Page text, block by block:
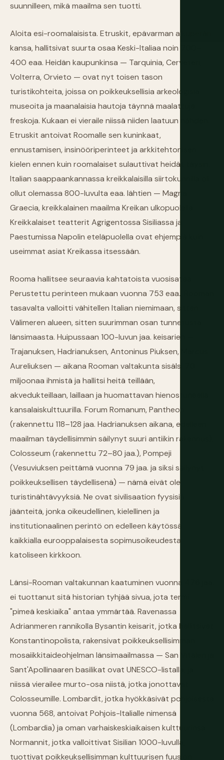
suunnilleen, mikä maailma sen tuotti.
Aloita esi-roomalaisista. Etruskit, epävarman alkuperän
kansa, hallitsivat suurta osaa Keski-Italiaa noin 700–
400 eaa. Heidän kaupunkinsa — Tarquinia, Cerveteri,
Volterra, Orvieto — ovat nyt toisen tason
turistikohteita, joissa on poikkeuksellisia arkeologisia
museoita ja maanalaisia hautoja täynnä maalattuja
freskoja. Kukaan ei vieraile niissä niiden laatuun nähden.
Etruskit antoivat Roomalle sen kuninkaat,
ennustamisen, insinööriperinteet ja arkkitehtonisen
kielen ennen kuin roomalaiset sulauttivat heidät täysin.
Italian saappaankannassa kreikkalaisilla siirtokunnilla oli
ollut olemassa 800-luvulta eaa. lähtien — Magna
Graecia, kreikkalainen maailma Kreikan ulkopuolella.
Kreikkalaiset teatterit Agrigentossa Sisiliassa ja
Paestumissa Napolin eteläpuolella ovat ehjempiä kuin
useimmat asiat Kreikassa itsessään.
Rooma hallitsee seuraavia kahtatoista vuosisataa.
Perustettu perinteen mukaan vuonna 753 eaa., Rooman
tasavalta valloitti vähitellen Italian niemimaan, sitten
Välimeren alueen, sitten suurimman osan tunnetusta
länsimaasta. Huipussaan 100-luvun jaa. keisarien —
Trajanuksen, Hadrianuksen, Antoninus Piuksen, Marcus
Aureliuksen — aikana Rooman valtakunta sisälsi 70
miljoonaa ihmistä ja hallitsi heitä teillään,
akvedukteillaan, laillaan ja huomattavan hienostuneella
kansalaiskulttuurilla. Forum Romanum, Pantheon
(rakennettu 118–128 jaa. Hadrianuksen aikana, edelleen
maailman täydellisimmin säilynyt suuri antiikin rakennus),
Colosseum (rakennettu 72–80 jaa.), Pompeji
(Vesuviuksen peittämä vuonna 79 jaa. ja siksi säilynyt
poikkeuksellisen täydellisenä) — nämä eivät ole
turistinähtävyyksiä. Ne ovat sivilisaation fyysisiä
jäänteitä, jonka oikeudellinen, kielellinen ja
institutionaalinen perintö on edelleen käytössä
kaikkialla eurooppalaisesta sopimusoikeudesta
katoliseen kirkkoon.
Länsi-Rooman valtakunnan kaatuminen vuonna 476 jaa.
ei tuottanut sitä historian tyhjää sivua, jota termi
"pimeä keskiaika" antaa ymmärtää. Ravenassa
Adrianmeren rannikolla Bysantin keisarit, jotka hallitsivat
Konstantinopolista, rakensivat poikkeuksellisimman
mosaiikkitaideohjelman länsimaailmassa — San Vitalen ja
Sant'Apollinaaren basilikat ovat UNESCO-listalla, ja
niissä vierailee murto-osa niistä, jotka jonottavat
Colosseumille. Lombardit, jotka hyökkäsivät pohjoisesta
vuonna 568, antoivat Pohjois-Italialle nimensä
(Lombardia) ja oman varhaiskeskiaikaisen kulttuurinsa.
Normannit, jotka valloittivat Sisilian 1000-luvulla,
tuottivat poikkeuksellisimman kulttuurisen fuusion